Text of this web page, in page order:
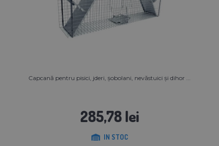
Capcană pentru pisici, jderi, șobolani, nevăstuici și dihor ...
285,78 lei
IN STOC